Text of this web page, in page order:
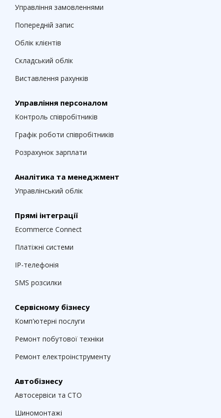
Управління замовленнями
Попередній запис
Облік клієнтів
Складський облік
Виставлення рахунків
Управління персоналом
Контроль співробітників
Графік роботи співробітників
Розрахунок зарплати
Аналітика та менеджмент
Управлінський облік
Прямі інтеграції
Ecommerce Connect
Платіжні системи
IP-телефонія
SMS розсилки
Сервісному бізнесу
Комп'ютерні послуги
Ремонт побутової техніки
Ремонт електроінструменту
Автобізнесу
Автосервіси та СТО
Шиномонтажі